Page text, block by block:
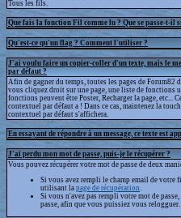
Tous les fils.
Que fais la fonction Fil comme lu ? Que se passe-t-il
Qu'est-ce qu'un flag ? Comment l'utiliser ?
J'ai voulu faire un copier-coller d'un texte, mais le
par défaut ?
Afin de gagner du temps, toutes les pages de
vous cliquez droit sur une page, une liste de fonctions
fonctions peuvent être Poster, Recharger la page,
contextuel par défaut a ! Dans ce cas, maintenez la
contextuel par défaut s'affichera.
En essayant de répondre à un message, ce texte est
J'ai perdu mon mot de passe, puis-je le récupérer ?
Vous pouvez récupérer votre mot de passe de deux
Si vous avez rempli le champ email de votre
utilisant la page de récupération
Si vous n'avez pas rempli votre mot de
passe, afin que vous puissiez vous relogguer.